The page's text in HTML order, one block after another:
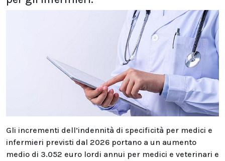
Gli incrementi dell’indennità di specificità per medici e
infermieri previsti dal 2026 portano a un aumento
medio di 3.052 euro lordi annui per medici e veterinari e